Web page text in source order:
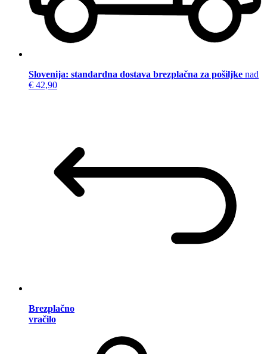
Slovenija: standardna dostava brezplačna za pošiljke nad
€ 42,90
Brezplačno
vračilo